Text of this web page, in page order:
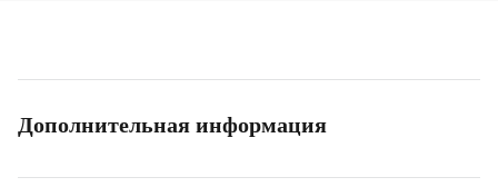
Дополнительная информация